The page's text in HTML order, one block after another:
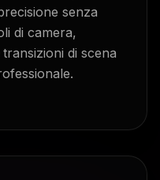
senza
di camera,
di scena